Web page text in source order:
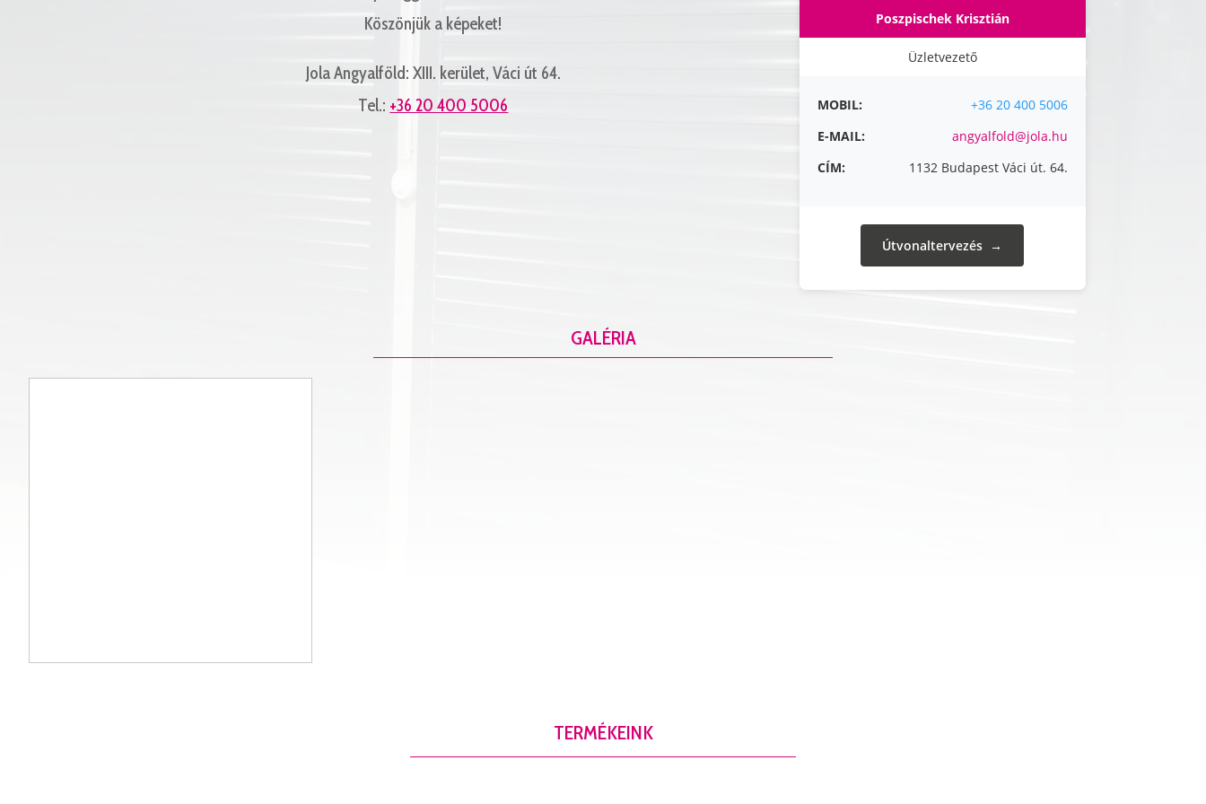
Köszönjük a képeket!
Jola Angyalföld: XIII. kerület, Váci út 64.
Tel.: +36 20 400 5006
Poszpischek Krisztián
Üzletvezető
MOBIL:
+36 20 400 5006
E-MAIL:
angyalfold@jola.hu
CÍM:
1132 Budapest Váci út. 64.
Útvonaltervezés
GALÉRIA
TERMÉKEINK